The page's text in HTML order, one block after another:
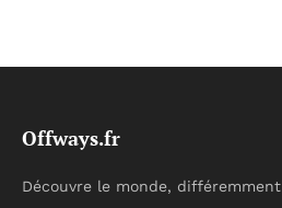
Offways.fr
Découvre le monde, différemment